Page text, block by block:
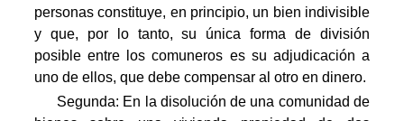
personas constituye, en principio, un bien indivisible
y que, por lo tanto, su única forma de división
posible entre los comuneros es su adjudicación a
uno de ellos, que debe compensar al otro en dinero.
Segunda: En la disolución de una comunidad de